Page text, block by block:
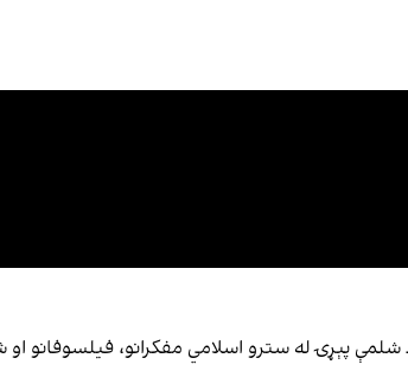
پېړۍ له سترو اسلامي مفکرانو، فیلسوفانو او